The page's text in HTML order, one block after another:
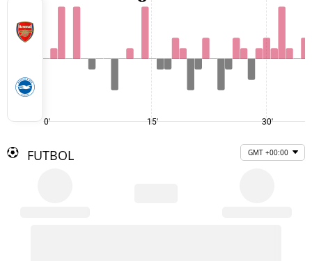
0' 15' 30'
FUTBOL GMT +00:00